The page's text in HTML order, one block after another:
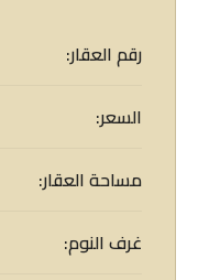
رقم العقار:
السعر:
مساحة العقار:
غرف النوم: